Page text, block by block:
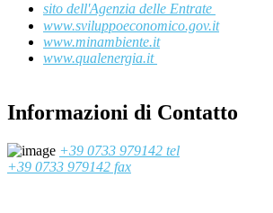
sito dell'Agenzia delle Entrate
www.sviluppoeconomico.gov.it
www.minambiente.it
www.qualenergia.it
Informazioni di Contatto
+39 0733 979142 tel
+39 0733 979142 fax